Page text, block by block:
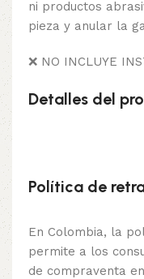
ni productos
pieza y anular la
❌ NO INCLUYE
Detalles del
Política de
En Colombia, la
permite a los
de compraventa